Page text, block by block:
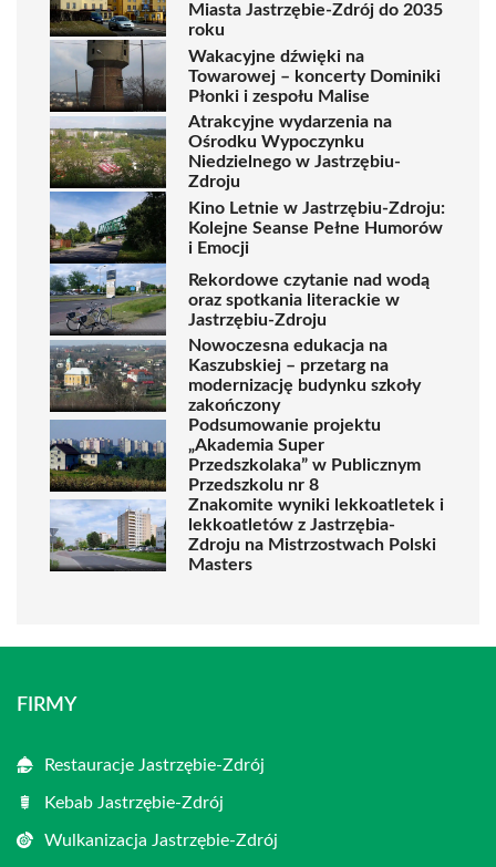
Miasta Jastrzębie-Zdrój do 2035
roku
Wakacyjne dźwięki na
Towarowej – koncerty Dominiki
Płonki i zespołu Malise
Atrakcyjne wydarzenia na
Ośrodku Wypoczynku
Niedzielnego w Jastrzębiu-
Zdroju
Kino Letnie w Jastrzębiu-Zdroju:
Kolejne Seanse Pełne Humorów
i Emocji
Rekordowe czytanie nad wodą
oraz spotkania literackie w
Jastrzębiu-Zdroju
Nowoczesna edukacja na
Kaszubskiej – przetarg na
modernizację budynku szkoły
zakończony
Podsumowanie projektu
„Akademia Super
Przedszkolaka” w Publicznym
Przedszkolu nr 8
Znakomite wyniki lekkoatletek i
lekkoatletów z Jastrzębia-
Zdroju na Mistrzostwach Polski
Masters
FIRMY
Restauracje Jastrzębie-Zdrój
Kebab Jastrzębie-Zdrój
Wulkanizacja Jastrzębie-Zdrój